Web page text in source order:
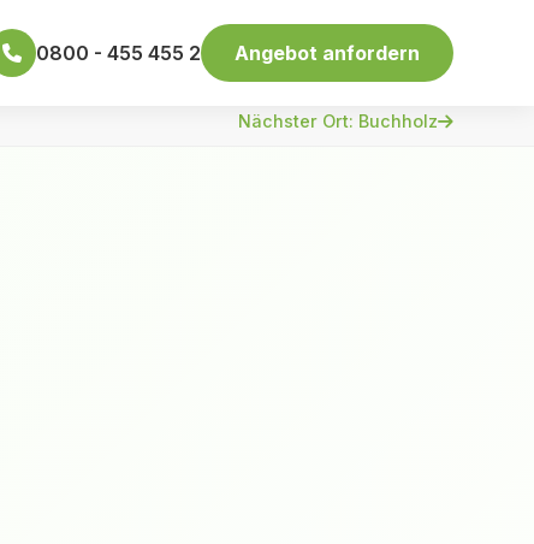
0800 - 455 455 2 Angebot anfordern
Nächster Ort: Buchholz